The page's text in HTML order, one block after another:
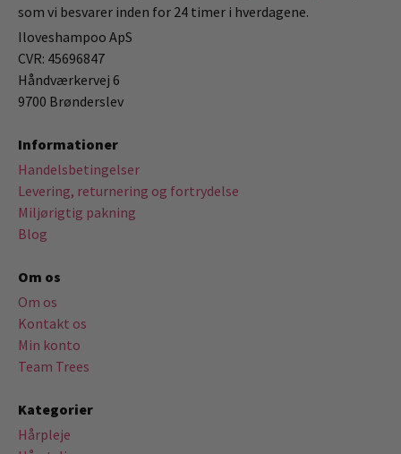
som vi besvarer inden for 24 timer i hverdagene.
Iloveshampoo ApS
CVR: 45696847
Håndværkervej 6
9700 Brønderslev
Informationer
Handelsbetingelser
Levering, returnering og fortrydelse
Miljørigtig pakning
Blog
Om os
Om os
Kontakt os
Min konto
Team Trees
Kategorier
Hårpleje